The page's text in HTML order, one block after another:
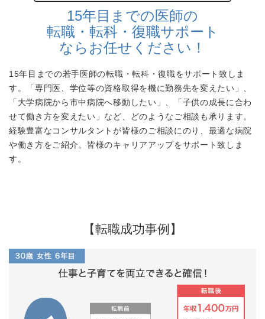
15年目までの医師の
転職・転科・復職サポート
ならお任せください！
15年目までの若手医師の転職・転科・復職をサポート致しま
す。「専門医、学位等の資格取得を機に勤務先を変えたい」、
「大学病院から市中病院へ移動したい」、「子供の成長に合わ
せて働き方を変えたい」など、どのようなご相談も承ります。
経験豊富なコンサルタントが皆様のご相談にのり、最適な病院
や働き方をご紹介。皆様のキャリアアップをサポート致しま
す。
【転職成功事例】